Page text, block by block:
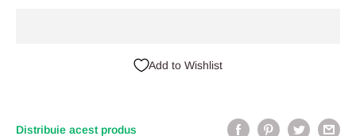
Add to Wishlist
Distribuie acest produs